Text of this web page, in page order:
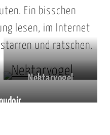
Ein bisschen
lesen, im Internet
und ratschen.
Nektarvogel